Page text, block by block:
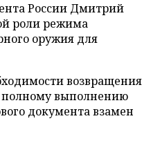
России Дмитрий
роли режима
оружия для
возвращения
выполнению
документа взамен